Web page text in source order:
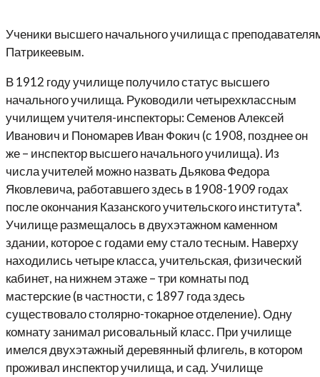
Ученики высшего начального училища с
Патрикеевым.
В 1912 году училище получило статус высшего
начального училища. Руководили четырехклассным
училищем учителя-инспекторы: Семенов Алексей
Иванович и Пономарев Иван Фокич (с 1908, позднее он
же – инспектор высшего начального училища). Из
числа учителей можно назвать Дьякова Федора
Яковлевича, работавшего здесь в 1908-1909 годах
после окончания Казанского учительского института*.
Училище размещалось в двухэтажном каменном
здании, которое с годами ему стало тесным. Наверху
находились четыре класса, учительская, физический
кабинет, на нижнем этаже – три комнаты под
мастерские (в частности, с 1897 года здесь
существовало столярно-токарное отделение). Одну
комнату занимал рисовальный класс. При училище
имелся двухэтажный деревянный флигель, в котором
проживал инспектор училища, и сад. Училище